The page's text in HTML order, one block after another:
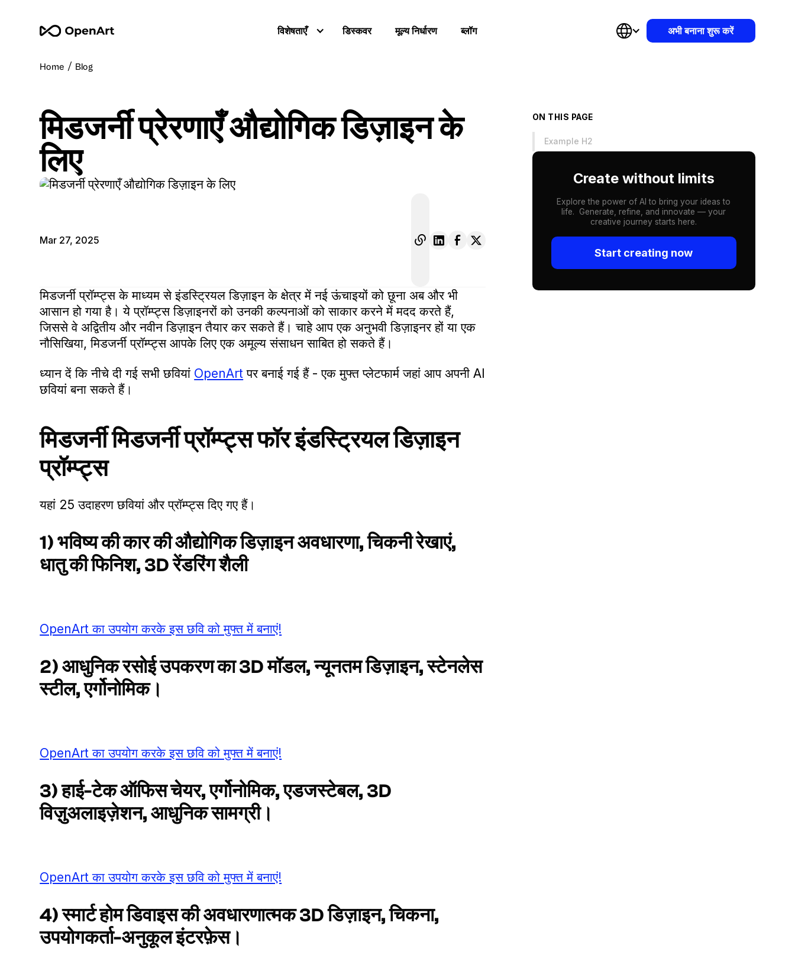
विशेषताएँ डिस्कवर मूल्य निर्धारण ब्लॉग अभी बनाना शुरू करें
Home / Blog
मिडजर्नी प्रेरणाएँ औद्योगिक डिज़ाइन के
लिए
Mar 27, 2025
मिडजर्नी प्रॉम्प्ट्स के माध्यम से इंडस्ट्रियल डिज़ाइन के क्षेत्र में नई ऊंचाइयों को छूना अब और भी
आसान हो गया है। ये प्रॉम्प्ट्स डिज़ाइनरों को उनकी कल्पनाओं को साकार करने में मदद करते हैं,
जिससे वे अद्वितीय और नवीन डिज़ाइन तैयार कर सकते हैं। चाहे आप एक अनुभवी डिज़ाइनर हों या एक
नौसिखिया, मिडजर्नी प्रॉम्प्ट्स आपके लिए एक अमूल्य संसाधन साबित हो सकते हैं।
ध्यान दें कि नीचे दी गई सभी छवियां OpenArt पर बनाई गई हैं - एक मुफ्त प्लेटफार्म जहां आप अपनी AI
छवियां बना सकते हैं।
मिडजर्नी मिडजर्नी प्रॉम्प्ट्स फॉर इंडस्ट्रियल डिज़ाइन
प्रॉम्प्ट्स
यहां 25 उदाहरण छवियां और प्रॉम्प्ट्स दिए गए हैं।
1) भविष्य की कार की औद्योगिक डिज़ाइन अवधारणा, चिकनी रेखाएं,
धातु की फिनिश, 3D रेंडरिंग शैली
OpenArt का उपयोग करके इस छवि को मुफ्त में बनाएं!
2) आधुनिक रसोई उपकरण का 3D मॉडल, न्यूनतम डिज़ाइन, स्टेनलेस
स्टील, एर्गोनोमिक।
OpenArt का उपयोग करके इस छवि को मुफ्त में बनाएं!
3) हाई-टेक ऑफिस चेयर, एर्गोनोमिक, एडजस्टेबल, 3D
विज़ुअलाइज़ेशन, आधुनिक सामग्री।
OpenArt का उपयोग करके इस छवि को मुफ्त में बनाएं!
4) स्मार्ट होम डिवाइस की अवधारणात्मक 3D डिज़ाइन, चिकना,
उपयोगकर्ता-अनुकूल इंटरफ़ेस।
ON THIS PAGE
Example H2
Create without limits
Explore the power of AI to bring your ideas to
life. Generate, refine, and innovate — your
creative journey starts here.
Start creating now